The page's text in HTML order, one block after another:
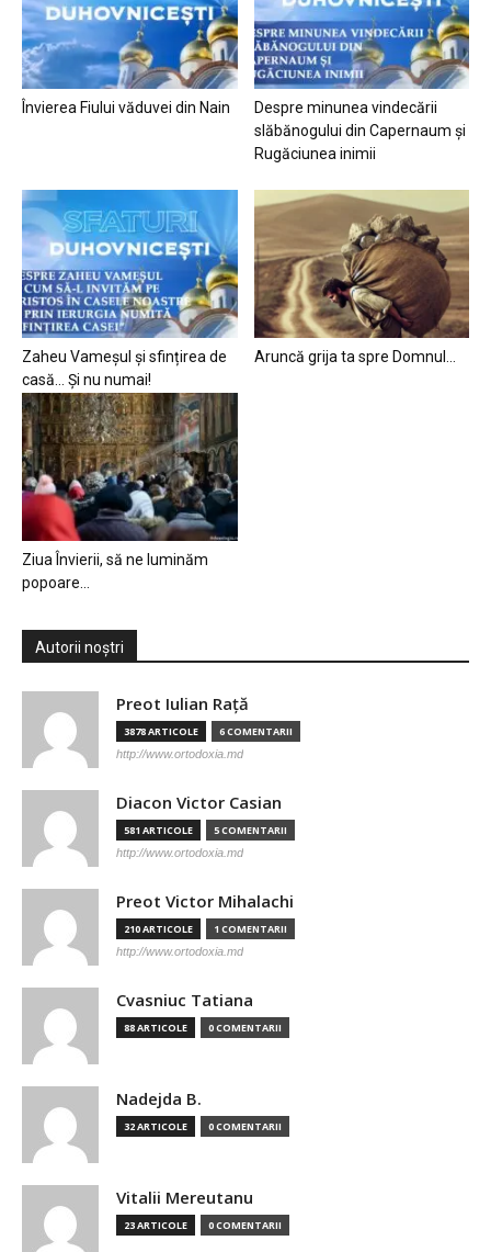
Învierea Fiului văduvei din Nain
Despre minunea vindecării
slăbănogului din Capernaum și
Rugăciunea inimii
Zaheu Vameșul și sfințirea de
casă… Și nu numai!
Aruncă grija ta spre Domnul…
Ziua Învierii, să ne luminăm
popoare…
Autorii noștri
Preot Iulian Raţă
3878 ARTICOLE 6 COMENTARII
http://www.ortodoxia.md
Diacon Victor Casian
581 ARTICOLE 5 COMENTARII
http://www.ortodoxia.md
Preot Victor Mihalachi
210 ARTICOLE 1 COMENTARII
http://www.ortodoxia.md
Cvasniuc Tatiana
88 ARTICOLE 0 COMENTARII
Nadejda B.
32 ARTICOLE 0 COMENTARII
Vitalii Mereutanu
23 ARTICOLE 0 COMENTARII